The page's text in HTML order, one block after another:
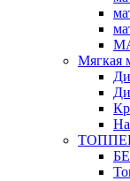
Мягкая